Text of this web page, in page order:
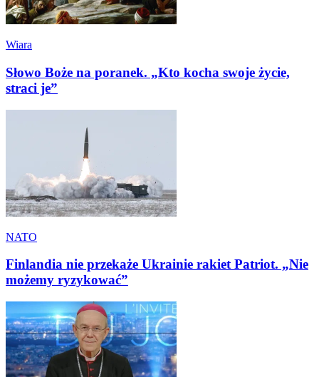
Wiara
Słowo Boże na poranek. „Kto kocha swoje życie,
straci je”
NATO
Finlandia nie przekaże Ukrainie rakiet Patriot. „Nie
możemy ryzykować”